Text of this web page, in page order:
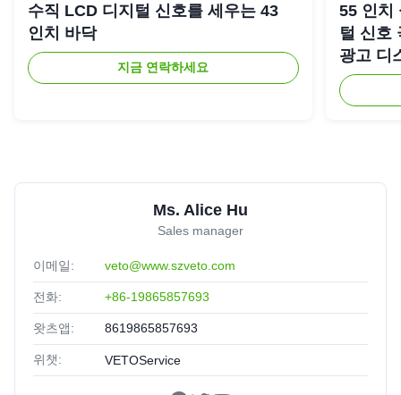
수직 LCD 디지털 신호를 세우는 43
인치 바닥
지금 연락하세요
55 인치
털 신호
광고 디
Ms. Alice Hu
Sales manager
이메일: veto@www.szveto.com
전화: +86-19865857693
왓츠앱: 8619865857693
위챗: VETOService